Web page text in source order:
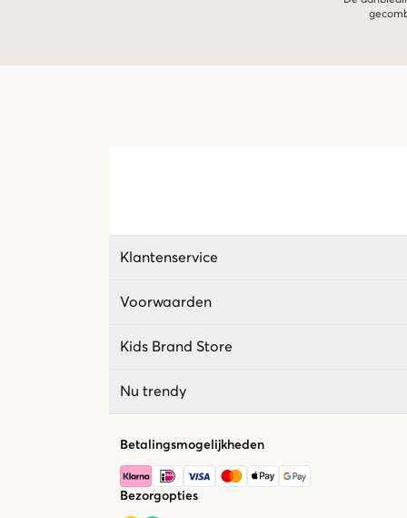
Klantenservice
Voorwaarden
Kids Brand Store
Nu trendy
Betalingsmogelijkheden
Bezorgopties